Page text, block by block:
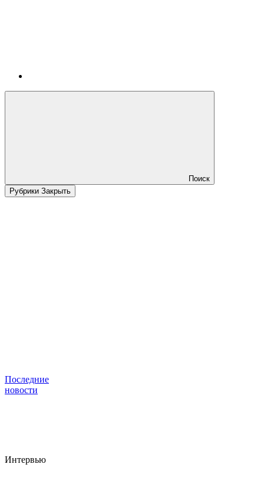
Поиск
Рубрики Закрыть
Последние
новости
Интервью